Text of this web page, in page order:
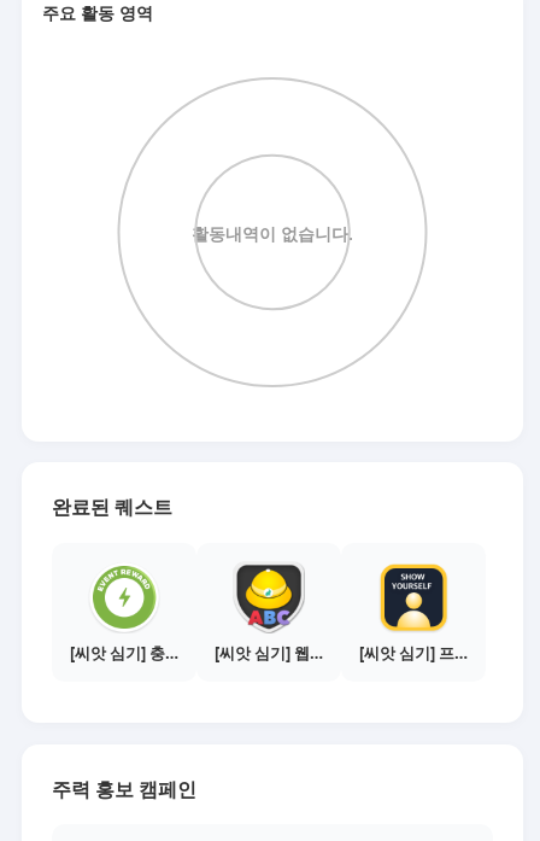
주요 활동 영역
완료된 퀘스트
[씨앗 심기] 충전소에서 이벤트 1건 이상 참여하기 [씨앗 심기] 웹툰보기 - 주의사항 편 [씨앗 심기] 프로필 사진 등록하기
주력 홍보 캠페인